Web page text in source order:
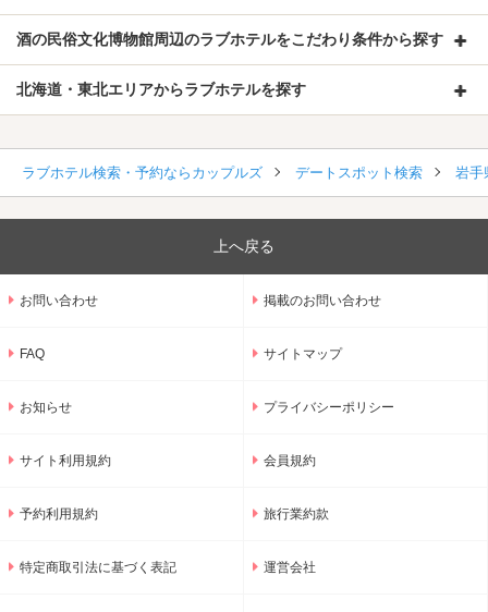
酒の民俗文化博物館周辺のラブホテルをこだわり条件から探す
北海道・東北エリアからラブホテルを探す
ラブホテル検索・予約ならカップルズ デートスポット検索 岩手
上へ戻る
お問い合わせ 掲載のお問い合わせ
FAQ サイトマップ
お知らせ プライバシーポリシー
サイト利用規約 会員規約
予約利用規約 旅行業約款
特定商取引法に基づく表記 運営会社